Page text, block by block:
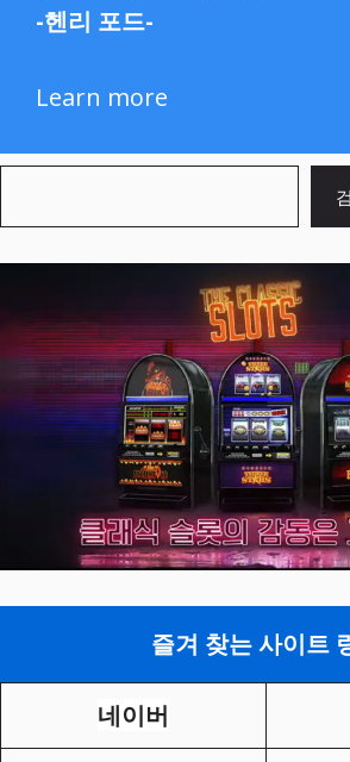
-헨리 포드-
Learn more
색
즐겨 찾는 사이트
네이버